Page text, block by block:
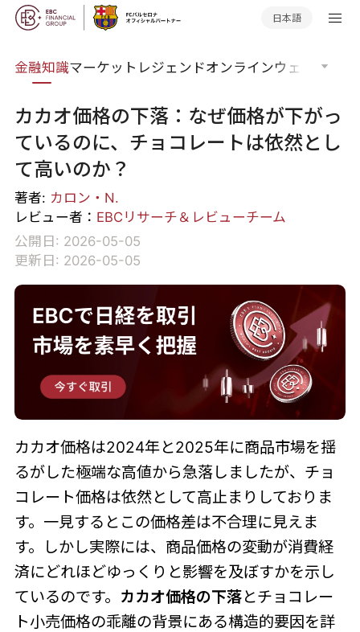
日本語
金融知識マーケットレジェンドオンラインウェビナー
カカオ価格の下落：なぜ価格が下がっ
ているのに、チョコレートは依然とし
て高いのか？
著者: カロン・N.
レビュー者： EBCリサーチ＆レビューチーム
公開日: 2026-05-05
更新日: 2026-05-05
カカオ価格は2024年と2025年に商品市場を揺
るがした極端な高値から急落しましたが、チョ
コレート価格は依然として高止まりしておりま
す。一見するとこの価格差は不合理に見えま
す。しかし実際には、商品価格の変動が消費経
済にどれほどゆっくりと影響を及ぼすかを示し
ているのです。 カカオ価格の下落とチョコレー
ト小売価格の乖離の背景にある構造的要因を詳